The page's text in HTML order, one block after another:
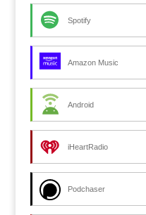
Spotify
Amazon Music
Android
iHeartRadio
Podchaser